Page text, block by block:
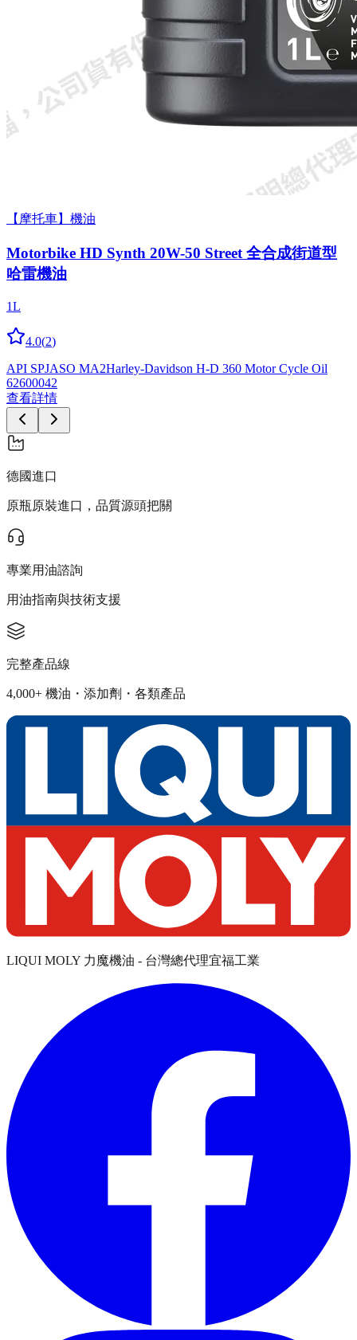
【摩托車】機油
Motorbike HD Synth 20W-50 Street 全合成街道型
哈雷機油
1L
4.0(2)
API SPJASO MA2Harley-Davidson H-D 360 Motor Cycle Oil
62600042
查看詳情
德國進口
原瓶原裝進口，品質源頭把關
專業用油諮詢
用油指南與技術支援
完整產品線
4,000+ 機油・添加劑・各類產品
LIQUI MOLY 力魔機油 - 台灣總代理宜福工業